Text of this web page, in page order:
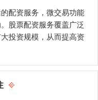
配资服务，微交易功能
股票配资服务覆盖广泛
投资规模，从而提高资